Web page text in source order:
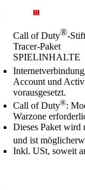
Call of Duty®-
Tracer-Paket
SPIELINHALTE
Preis
Available actions
Account und
vorausgesetzt.
Call of Duty®:
Warzone
Dieses Paket wird
und ist
Inkl. USt, soweit